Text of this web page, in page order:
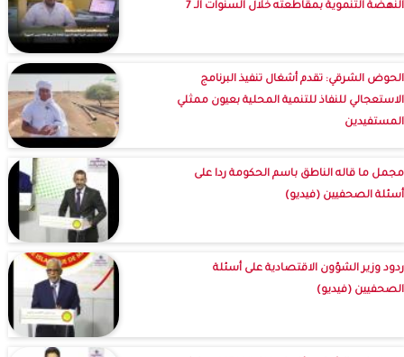
النهضة التنموية بمقاطعته خلال السنوات الـ 7
الحوض الشرقي: تقدم أشغال تنفيذ البرنامج
الاستعجالي للنفاذ للتنمية المحلية بعيون ممثلي
المستفيدين
مجمل ما قاله الناطق باسم الحكومة ردا على
أسئلة الصحفيين (فيديو)
ردود وزير الشؤون الاقتصادية على أسئلة
الصحفيين (فيديو)